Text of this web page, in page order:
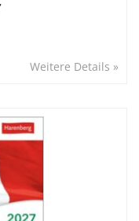
Weitere Details »